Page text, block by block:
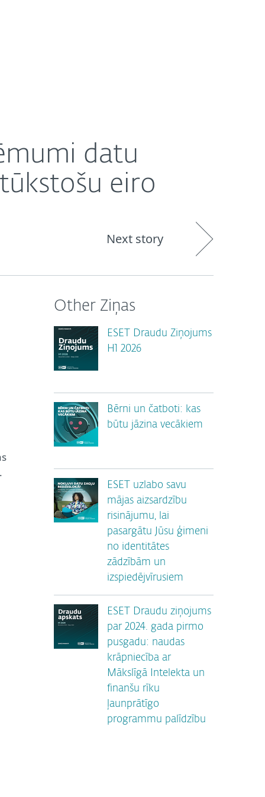
datu
eiro
Next story
Other Ziņas
ESET Draudu Ziņojums
H1 2026
Bērni un čatboti: kas
būtu jāzina vecākiem
ESET uzlabo savu
mājas aizsardzību
risinājumu, lai
pasargātu Jūsu ģimeni
no identitātes
zādzībām un
izspiedējvīrusiem
ESET Draudu ziņojums
par 2024. gada pirmo
pusgadu: naudas
krāpniecība ar
Mākslīgā Intelekta un
finanšu rīku
ļaunprātīgo
programmu palīdzību